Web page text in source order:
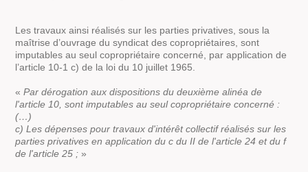
Les travaux ainsi réalisés sur les parties privatives, sous la
maîtrise d’ouvrage du syndicat des copropriétaires, sont
imputables au seul copropriétaire concerné, par application de
l’article 10-1 c) de la loi du 10 juillet 1965.
« Par dérogation aux dispositions du deuxième alinéa de
l'article 10, sont imputables au seul copropriétaire concerné :
(…)
c) Les dépenses pour travaux d'intérêt collectif réalisés sur les
parties privatives en application du c du II de l'article 24 et du f
de l'article 25 ;»